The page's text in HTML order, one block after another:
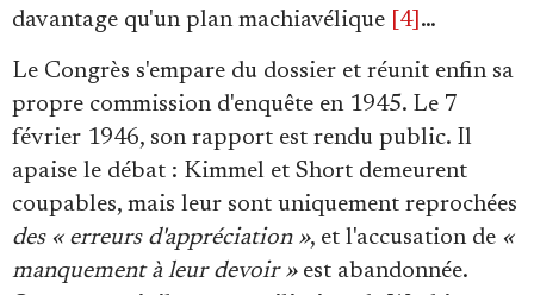
davantage qu'un plan machiavélique
[4] …
Le Congrès s'empare du dossier et réunit enfin sa
propre commission d'enquête en 1945. Le 7
février 1946, son rapport est rendu public. Il
apaise le débat : Kimmel et Short demeurent
coupables, mais leur sont uniquement reprochées
des « erreurs d'appréciation », et l'accusation de «
manquement à leur devoir »est abandonnée.